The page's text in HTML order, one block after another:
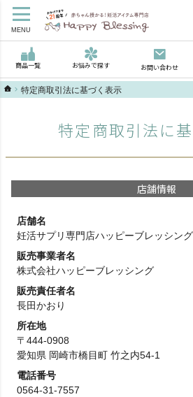
MENU
商品一覧 お悩みで探す お問い合わせ
ハッピーブレッシングTOP
特定商取引法に基づく表示
特定商取引法に
店舗情報
店舗名
妊活サプリ専門店ハッピーブレッシング
販売事業者名
株式会社ハッピーブレッシング
販売責任者名
長田かおり
所在地
〒444-0908
愛知県 岡崎市橋目町 竹之内54-1
電話番号
0564-31-7557